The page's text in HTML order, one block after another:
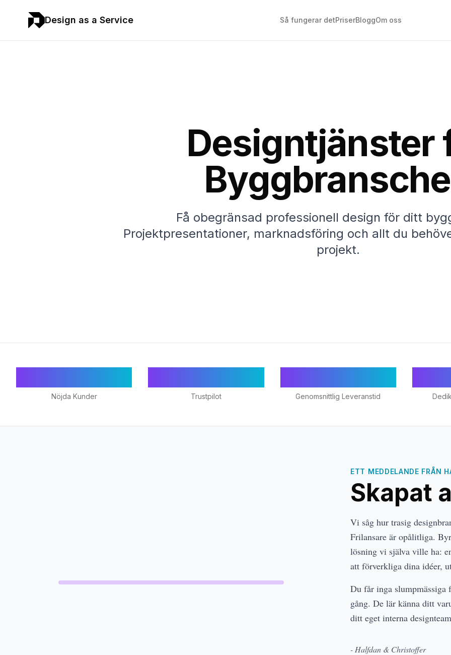
Design as a Service Så fungerar detPriserBloggOm oss
Designtjänster
Få obegränsad professionell design för ditt
Projektpresentationer, marknadsföring och allt du
projekt.
Nöjda Kunder Trustpilot Genomsnittlig Leveranstid
ETT MEDDELANDE FRÅN
Skapat
Vi såg hur trasig
Frilansare är opålitliga.
lösning vi själva ville ha:
att förverkliga dina idéer,
Du får inga slumpmässiga
gång. De lär känna ditt
ditt eget interna
- Halfdan & Christoffer